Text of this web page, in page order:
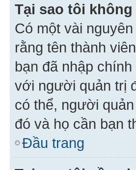
Tại sao tôi
Có một vài
rằng tên thành
bạn đã nhập
với người quản trị
có thể, người
đó và họ cần bạn
Đầu trang